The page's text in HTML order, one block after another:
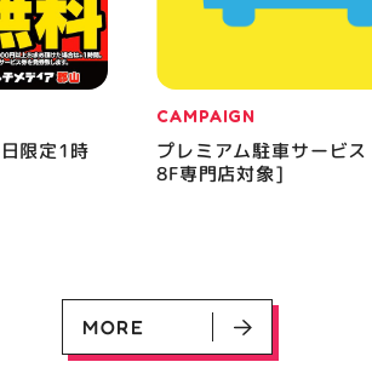
限定1時
CAMPAIGN
プレミアム駐車サービ
8F専門店対象]
MORE